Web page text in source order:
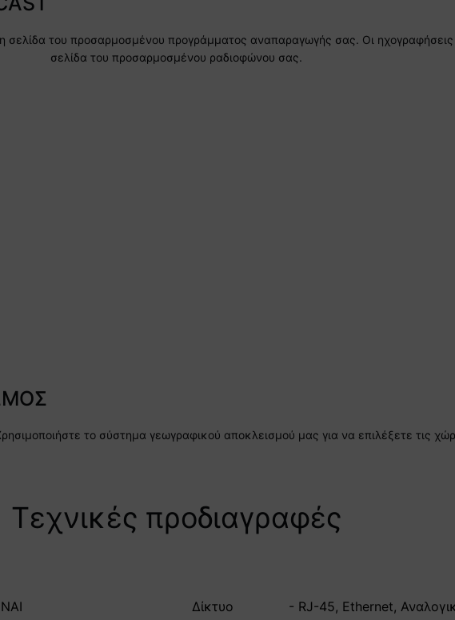
του προσαρμοσμένου προγράμματος αναπαραγωγής σας. Οι
σελίδα του προσαρμοσμένου ραδιοφώνου σας.
το σύστημα γεωγραφικού αποκλεισμού μας για να επιλέξετε τις
Τεχνικές προδιαγραφές
Δίκτυο - RJ-45, Ethernet,